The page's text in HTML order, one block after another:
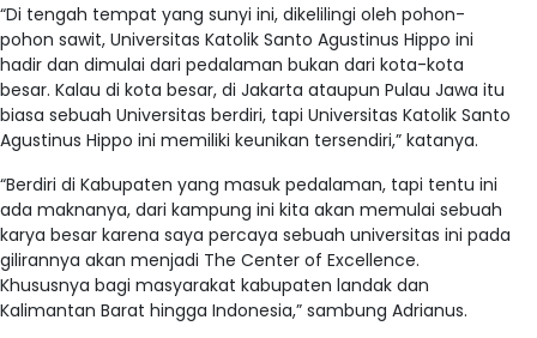
“Di tengah tempat yang sunyi ini, dikelilingi oleh pohon-
pohon sawit, Universitas Katolik Santo Agustinus Hippo ini
hadir dan dimulai dari pedalaman bukan dari kota-kota
besar. Kalau di kota besar, di Jakarta ataupun Pulau Jawa itu
biasa sebuah Universitas berdiri, tapi Universitas Katolik Santo
Agustinus Hippo ini memiliki keunikan tersendiri,” katanya.
“Berdiri di Kabupaten yang masuk pedalaman, tapi tentu ini
ada maknanya, dari kampung ini kita akan memulai sebuah
karya besar karena saya percaya sebuah universitas ini pada
gilirannya akan menjadi The Center of Excellence.
Khususnya bagi masyarakat kabupaten landak dan
Kalimantan Barat hingga Indonesia,” sambung Adrianus.